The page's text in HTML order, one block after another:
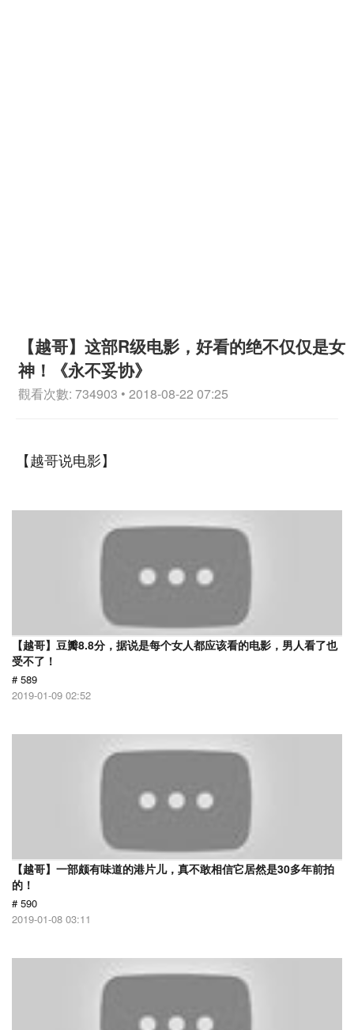
【越哥】这部R级电影，好看的绝不仅仅是女
神！《永不妥协》
觀看次數: 734903 • 2018-08-22 07:25
【越哥说电影】
【越哥】豆瓣8.8分，据说是每个女人都应该看的电影，男人看了也
受不了！
# 589
2019-01-09 02:52
【越哥】一部颇有味道的港片儿，真不敢相信它居然是30多年前拍
的！
# 590
2019-01-08 03:11